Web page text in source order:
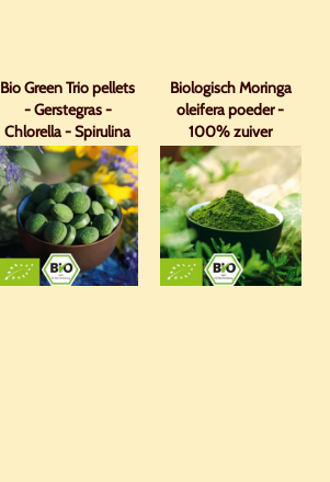
Bio Green Trio pellets
- Gerstegras -
Chlorella - Spirulina
Biologisch Moringa
oleifera poeder -
100% zuiver